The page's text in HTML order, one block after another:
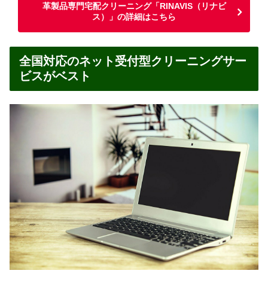
革製品専門宅配クリーニング「RINAVIS（リナビ
ス）」の詳細はこちら
全国対応のネット受付型クリーニングサー
ビスがベスト